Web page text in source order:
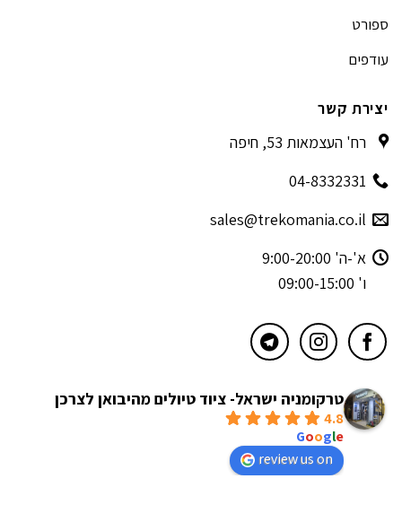
ספורט
עודפים
יצירת קשר
רח' העצמאות 53, חיפה
04-8332331
sales@trekomania.co.il
א'-ה' 9:00-20:00
ו' 09:00-15:00
טרקומניה ישראל- ציוד טיולים מהיבואן לצרכן
4.8
Google
review us on